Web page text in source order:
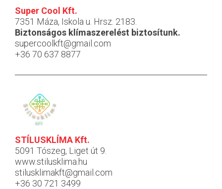
Super Cool Kft.
7351 Máza, Iskola u. Hrsz. 2183.
Biztonságos klímaszerelést biztosítunk.
supercoolkft@gmail.com
+36 70 637 8877
STÍLUSKLÍMA Kft.
5091 Tószeg, Liget út 9.
www.stilusklima.hu
stilusklimakft@gmail.com
+36 30 721 3499